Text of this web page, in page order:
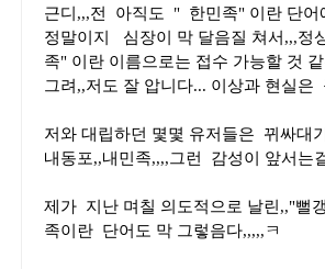
근디,,,전 아직도 " 한민족" 이란 단어
정말이지 심장이 막 달음질 쳐서,,,정
족" 이란 이름으로는 접수 가능할 것
그려,,저도 잘 압니다... 이상과 현실
저와 대립하던 몇몇 유저들은 뀌싸대
내동포,,내민족,,,,그런 감성이 앞서는
제가 지난 며칠 의도적으로 날린,,"뻘
족이란 단어도 막 그렇음다,,,,,ㅋ